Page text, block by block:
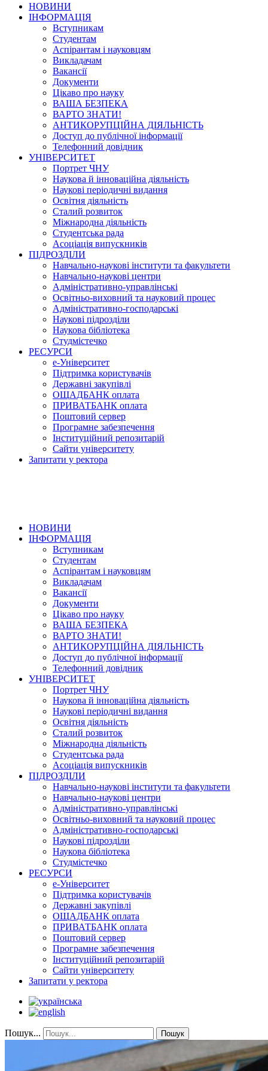
НОВИНИ
ІНФОРМАЦІЯ
Вступникам
Студентам
Аспірантам і науковцям
Викладачам
Вакансії
Документи
Цікаво про науку
ВАША БЕЗПЕКА
ВАРТО ЗНАТИ!
АНТИКОРУПЦІЙНА ДІЯЛЬНІСТЬ
Доступ до публічної інформації
Телефонний довідник
УНІВЕРСИТЕТ
Портрет ЧНУ
Наукова й інноваційна діяльність
Наукові періодичні видання
Освітня діяльність
Сталий розвиток
Міжнародна діяльність
Студентська рада
Асоціація випускників
ПІДРОЗДІЛИ
Навчально-наукові інститути та факультети
Навчально-наукові центри
Адміністративно-управлінські
Освітньо-виховний та науковий процес
Адміністративно-господарські
Наукові підрозділи
Наукова бібліотека
Студмістечко
РЕСУРСИ
е-Університет
Підтримка користувачів
Державні закупівлі
ОЩАДБАНК оплата
ПРИВАТБАНК оплата
Поштовий сервер
Програмне забезпечення
Інституційний репозитарій
Сайти університету
Запитати у ректора
НОВИНИ
ІНФОРМАЦІЯ
Вступникам
Студентам
Аспірантам і науковцям
Викладачам
Вакансії
Документи
Цікаво про науку
ВАША БЕЗПЕКА
ВАРТО ЗНАТИ!
АНТИКОРУПЦІЙНА ДІЯЛЬНІСТЬ
Доступ до публічної інформації
Телефонний довідник
УНІВЕРСИТЕТ
Портрет ЧНУ
Наукова й інноваційна діяльність
Наукові періодичні видання
Освітня діяльність
Сталий розвиток
Міжнародна діяльність
Студентська рада
Асоціація випускників
ПІДРОЗДІЛИ
Навчально-наукові інститути та факультети
Навчально-наукові центри
Адміністративно-управлінські
Освітньо-виховний та науковий процес
Адміністративно-господарські
Наукові підрозділи
Наукова бібліотека
Студмістечко
РЕСУРСИ
е-Університет
Підтримка користувачів
Державні закупівлі
ОЩАДБАНК оплата
ПРИВАТБАНК оплата
Поштовий сервер
Програмне забезпечення
Інституційний репозитарій
Сайти університету
Запитати у ректора
Пошук... Пошук